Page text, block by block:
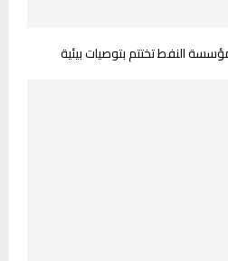
النفط تختتم بتوصيات بيئية